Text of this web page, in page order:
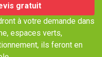
gratuit
à votre demande dans
espaces verts,
ils feront en